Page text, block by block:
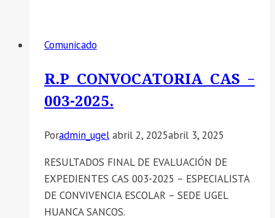
2025-
GRDS-
DREA-
DIR
Comunicado
R.P CONVOCATORIA CAS –
003-2025.
Poradmin_ugel abril 2, 2025abril 3, 2025
RESULTADOS FINAL DE EVALUACIÓN DE
EXPEDIENTES CAS 003-2025 – ESPECIALISTA
DE CONVIVENCIA ESCOLAR – SEDE UGEL
HUANCA SANCOS.